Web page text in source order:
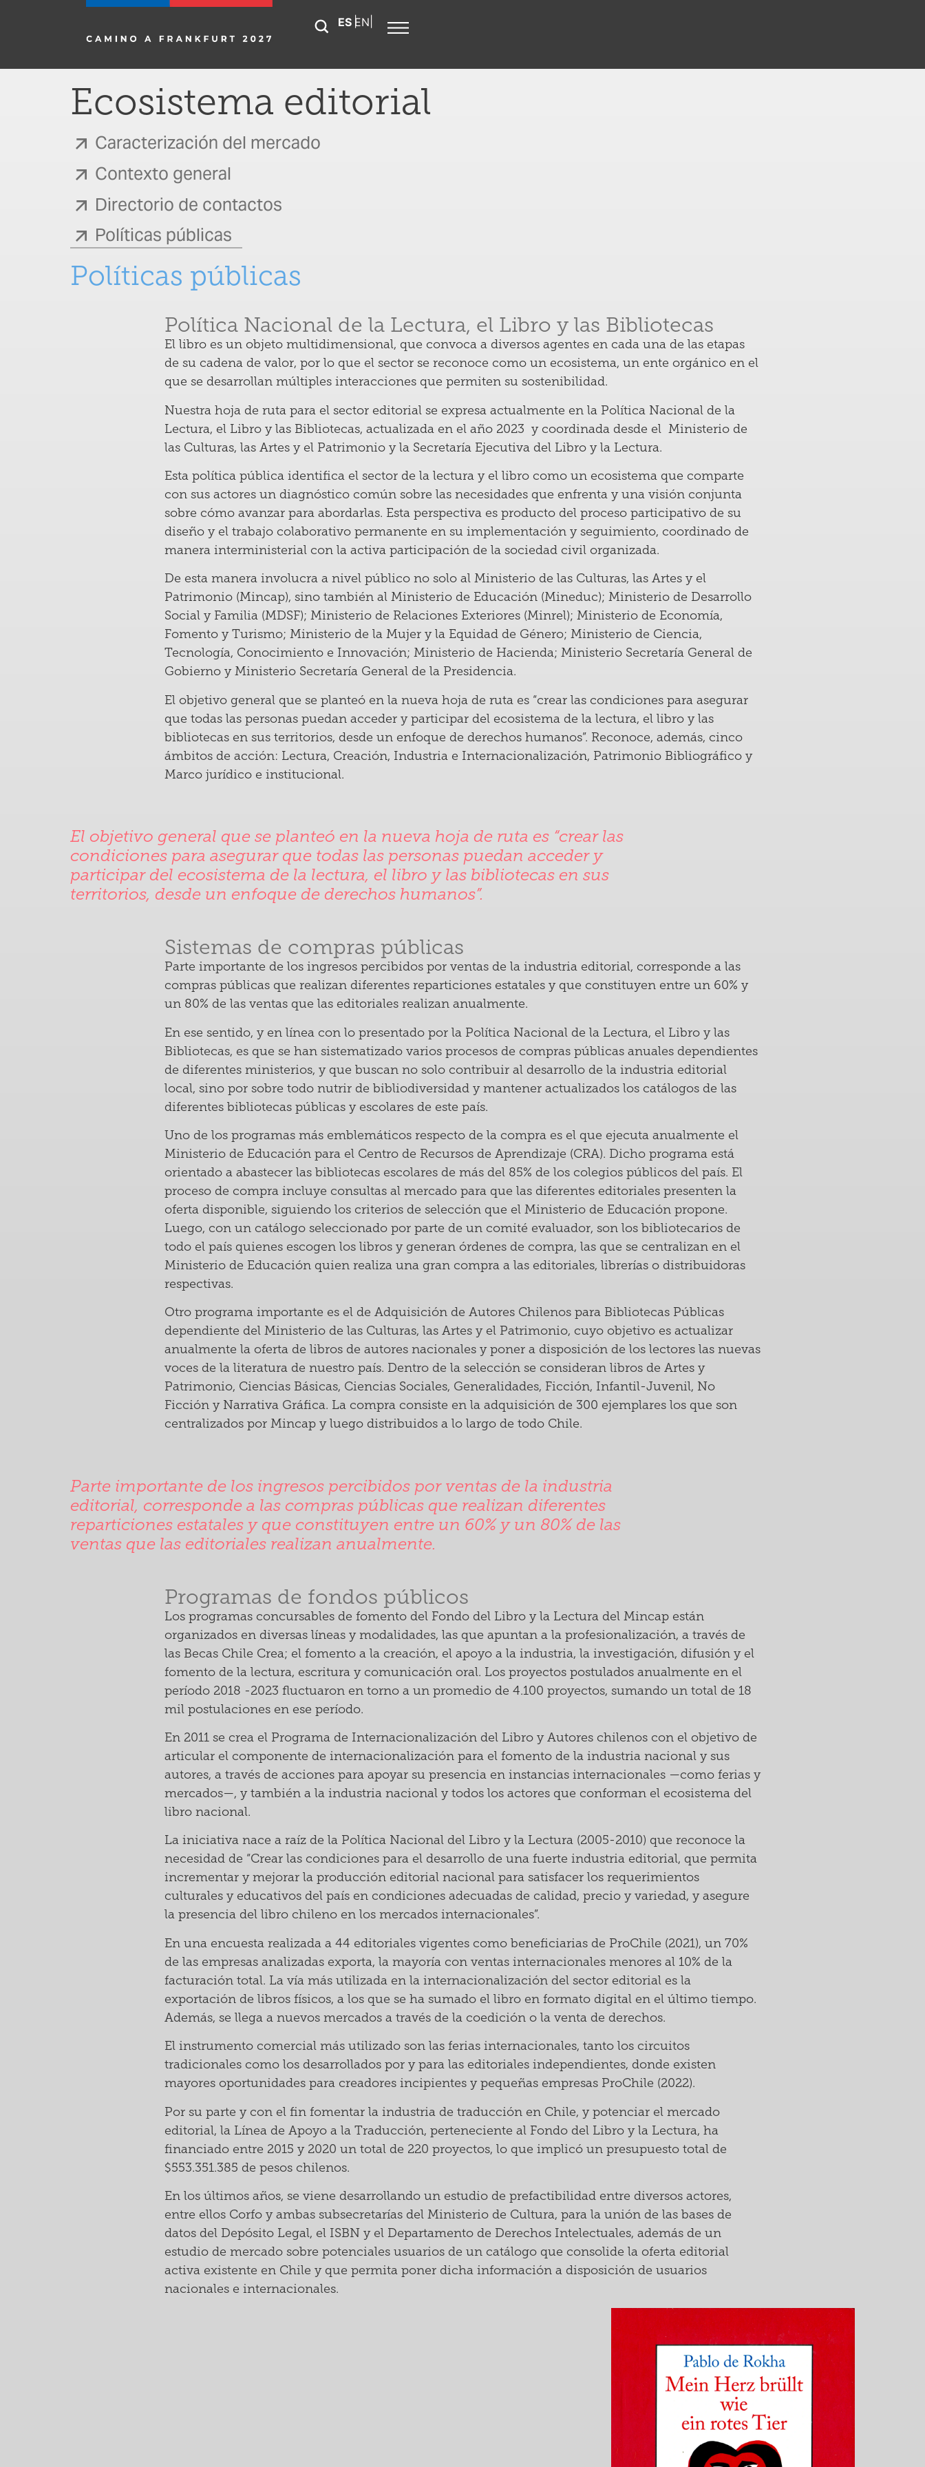
EspañolEnglish
Ecosistema editorial
Caracterización del mercado
Contexto general
Directorio de contactos
Políticas públicas
Políticas públicas
Política Nacional de la Lectura, el Libro y las Bibliotecas
El libro es un objeto multidimensional, que convoca a diversos agentes en cada una de las etapas
de su cadena de valor, por lo que el sector se reconoce como un ecosistema, un ente orgánico en el
que se desarrollan múltiples interacciones que permiten su sostenibilidad.
Nuestra hoja de ruta para el sector editorial se expresa actualmente en la Política Nacional de la
Lectura, el Libro y las Bibliotecas, actualizada en el año 2023 y coordinada desde el Ministerio de
las Culturas, las Artes y el Patrimonio y la Secretaría Ejecutiva del Libro y la Lectura.
Esta política pública identifica el sector de la lectura y el libro como un ecosistema que comparte
con sus actores un diagnóstico común sobre las necesidades que enfrenta y una visión conjunta
sobre cómo avanzar para abordarlas. Esta perspectiva es producto del proceso participativo de su
diseño y el trabajo colaborativo permanente en su implementación y seguimiento, coordinado de
manera interministerial con la activa participación de la sociedad civil organizada.
De esta manera involucra a nivel público no solo al Ministerio de las Culturas, las Artes y el
Patrimonio (Mincap), sino también al Ministerio de Educación (Mineduc); Ministerio de Desarrollo
Social y Familia (MDSF); Ministerio de Relaciones Exteriores (Minrel); Ministerio de Economía,
Fomento y Turismo; Ministerio de la Mujer y la Equidad de Género; Ministerio de Ciencia,
Tecnología, Conocimiento e Innovación; Ministerio de Hacienda; Ministerio Secretaría General de
Gobierno y Ministerio Secretaría General de la Presidencia.
El objetivo general que se planteó en la nueva hoja de ruta es “crear las condiciones para asegurar
que todas las personas puedan acceder y participar del ecosistema de la lectura, el libro y las
bibliotecas en sus territorios, desde un enfoque de derechos humanos”. Reconoce, además, cinco
ámbitos de acción: Lectura, Creación, Industria e Internacionalización, Patrimonio Bibliográfico y
Marco jurídico e institucional.
El objetivo general que se planteó en la nueva hoja de ruta es “crear las
condiciones para asegurar que todas las personas puedan acceder y
participar del ecosistema de la lectura, el libro y las bibliotecas en sus
territorios, desde un enfoque de derechos humanos”.
Sistemas de compras públicas
Parte importante de los ingresos percibidos por ventas de la industria editorial, corresponde a las
compras públicas que realizan diferentes reparticiones estatales y que constituyen entre un 60% y
un 80% de las ventas que las editoriales realizan anualmente.
En ese sentido, y en línea con lo presentado por la Política Nacional de la Lectura, el Libro y las
Bibliotecas, es que se han sistematizado varios procesos de compras públicas anuales dependientes
de diferentes ministerios, y que buscan no solo contribuir al desarrollo de la industria editorial
local, sino por sobre todo nutrir de bibliodiversidad y mantener actualizados los catálogos de las
diferentes bibliotecas públicas y escolares de este país.
Uno de los programas más emblemáticos respecto de la compra es el que ejecuta anualmente el
Ministerio de Educación para el Centro de Recursos de Aprendizaje (CRA). Dicho programa está
orientado a abastecer las bibliotecas escolares de más del 85% de los colegios públicos del país. El
proceso de compra incluye consultas al mercado para que las diferentes editoriales presenten la
oferta disponible, siguiendo los criterios de selección que el Ministerio de Educación propone.
Luego, con un catálogo seleccionado por parte de un comité evaluador, son los bibliotecarios de
todo el país quienes escogen los libros y generan órdenes de compra, las que se centralizan en el
Ministerio de Educación quien realiza una gran compra a las editoriales, librerías o distribuidoras
respectivas.
Otro programa importante es el de Adquisición de Autores Chilenos para Bibliotecas Públicas
dependiente del Ministerio de las Culturas, las Artes y el Patrimonio, cuyo objetivo es actualizar
anualmente la oferta de libros de autores nacionales y poner a disposición de los lectores las nuevas
voces de la literatura de nuestro país. Dentro de la selección se consideran libros de Artes y
Patrimonio, Ciencias Básicas, Ciencias Sociales, Generalidades, Ficción, Infantil-Juvenil, No
Ficción y Narrativa Gráfica. La compra consiste en la adquisición de 300 ejemplares los que son
centralizados por Mincap y luego distribuidos a lo largo de todo Chile.
Parte importante de los ingresos percibidos por ventas de la industria
editorial, corresponde a las compras públicas que realizan diferentes
reparticiones estatales y que constituyen entre un 60% y un 80% de las
ventas que las editoriales realizan anualmente.
Programas de fondos públicos
Los programas concursables de fomento del Fondo del Libro y la Lectura del Mincap están
organizados en diversas líneas y modalidades, las que apuntan a la profesionalización, a través de
las Becas Chile Crea; el fomento a la creación, el apoyo a la industria, la investigación, difusión y el
fomento de la lectura, escritura y comunicación oral. Los proyectos postulados anualmente en el
período 2018 -2023 fluctuaron en torno a un promedio de 4.100 proyectos, sumando un total de 18
mil postulaciones en ese período.
En 2011 se crea el Programa de Internacionalización del Libro y Autores chilenos con el objetivo de
articular el componente de internacionalización para el fomento de la industria nacional y sus
autores, a través de acciones para apoyar su presencia en instancias internacionales —como ferias y
mercados—, y también a la industria nacional y todos los actores que conforman el ecosistema del
libro nacional.
La iniciativa nace a raíz de la Política Nacional del Libro y la Lectura (2005-2010) que reconoce la
necesidad de “Crear las condiciones para el desarrollo de una fuerte industria editorial, que permita
incrementar y mejorar la producción editorial nacional para satisfacer los requerimientos
culturales y educativos del país en condiciones adecuadas de calidad, precio y variedad, y asegure
la presencia del libro chileno en los mercados internacionales”.
En una encuesta realizada a 44 editoriales vigentes como beneficiarias de ProChile (2021), un 70%
de las empresas analizadas exporta, la mayoría con ventas internacionales menores al 10% de la
facturación total. La vía más utilizada en la internacionalización del sector editorial es la
exportación de libros físicos, a los que se ha sumado el libro en formato digital en el último tiempo.
Además, se llega a nuevos mercados a través de la coedición o la venta de derechos.
El instrumento comercial más utilizado son las ferias internacionales, tanto los circuitos
tradicionales como los desarrollados por y para las editoriales independientes, donde existen
mayores oportunidades para creadores incipientes y pequeñas empresas ProChile (2022).
Por su parte y con el fin fomentar la industria de traducción en Chile, y potenciar el mercado
editorial, la Línea de Apoyo a la Traducción, perteneciente al Fondo del Libro y la Lectura, ha
financiado entre 2015 y 2020 un total de 220 proyectos, lo que implicó un presupuesto total de
$553.351.385 de pesos chilenos.
En los últimos años, se viene desarrollando un estudio de prefactibilidad entre diversos actores,
entre ellos Corfo y ambas subsecretarías del Ministerio de Cultura, para la unión de las bases de
datos del Depósito Legal, el ISBN y el Departamento de Derechos Intelectuales, además de un
estudio de mercado sobre potenciales usuarios de un catálogo que consolide la oferta editorial
activa existente en Chile y que permita poner dicha información a disposición de usuarios
nacionales e internacionales.